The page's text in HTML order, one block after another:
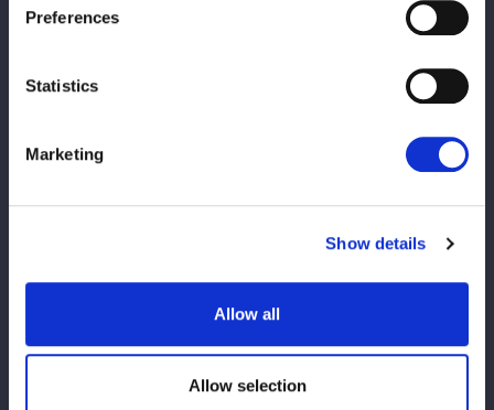
Preferences
Statistics
Marketing
Show details
Allow all
Allow selection